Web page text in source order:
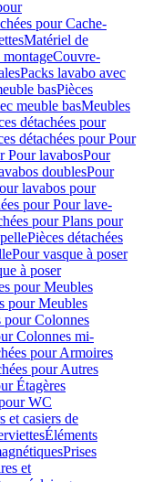
pour Cache-
Matériel de
montageCouvre-
Packs lavabo avec
basPièces
meuble basMeubles
détachées pour
détachées pour Pour
Pour lavabosPour
doublesPour
lavabos pour
pour Pour lave-
pour Plans pour
Pièces détachées
Pour vasque à poser
à poser
pour Meubles
pour Meubles
pour Colonnes
Colonnes mi-
pour Armoires
pour Autres
Étagères
WC
et casiers de
Éléments
Prises
et